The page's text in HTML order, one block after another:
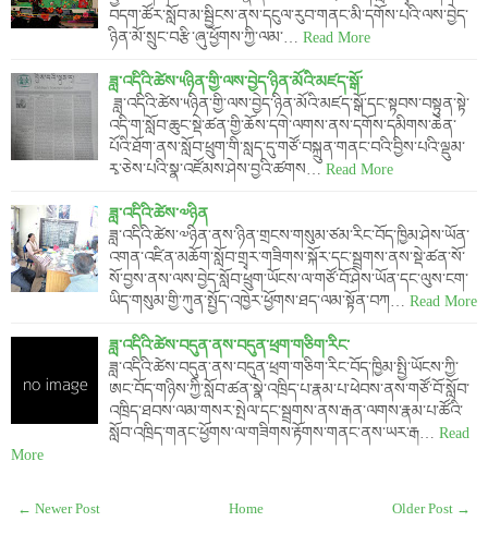
བདག་ཚོར་སློབ་མ་སྦྱིངས་ནས་དངུལ་རུབ་གནང་མི་དགོས་པའི་ལས་བྱེད་
ཉིན་མོ་སྲུང་བརྩི་ཞུ་ཕྱོགས་ཀྱི་ལམ་…
Read More
ཟླ་འདིའི་ཚེས་༥ཉིན་གྱི་ལས་བྱེད་ཉིན་མོའི་མཛད་སྒོ་
ཟླ་འདིའི་ཚེས་༥ཉིན་གྱི་ལས་བྱེད་ཉིན་མོའི་མཛད་སྒོ་དང་སྟབས་བསྟུན་སྟེ་
འདི་ག་སློབ་ཆུང་སྡེ་ཚན་གྱི་ཆོས་དགེ་ལགས་ནས་དགོས་དམིགས་ཆེན་
པོའི་ཐོག་ནས་སློབ་ཕྲུག་གི་སླད་དུ་གཙོ་བསྐྲུན་གནང་བའི་བྱིས་པའི་ལྡུམ་
རྭ་ཅེས་པའི་སྣ་འཛོམས་ཤེས་བྱའི་ཚགས… Read More
ཟླ་འདིའི་ཚེས་༧ཉིན
ཟླ་འདིའི་ཚེས་༧ཉིན་ནས་ཉིན་གྲངས་གསུམ་ཙམ་རིང་བོད་ཁྱིམ་ཤེས་ཡོན་
འགན་འཛིན་མཆོག་སློབ་གྲྭར་གཟིགས་སྐོར་དང་སྦྲགས་ནས་སྡེ་ཚན་སོ་
སོ་བྱས་ནས་ལས་བྱེད་སློབ་ཕྲུག་ཡོངས་ལ་གཙོ་བོ་ཤེས་ཡོན་དང་ལུས་ངག་
ཡིད་གསུམ་གྱི་ཀུན་སྤྱོད་འཁྱེར་ཕྱོགས་ཐད་ལམ་སྟོན་བཀ…
Read More
ཟླ་འདིའི་ཚེས་བདུན་ནས་བདུན་ཕྲག་གཅིག་རིང་
ཟླ་འདིའི་ཚེས་བདུན་ནས་བདུན་ཕྲག་གཅིག་རིང་བོད་ཁྱིམ་སྤྱི་ཡོངས་ཀྱི་
ཨང་བོད་གཉིས་ཀྱི་སློབ་ཚན་སྣེ་འཁྲིད་པ་རྣམ་པ་ཕེབས་ནས་གཙོ་བོ་སློབ་
འཁྲིད་ཐབས་ལམ་གསར་སྤེལ་དང་སྦྲགས་ནས་རྒན་ལགས་རྣམ་པ་ཚོའི་
སློབ་འཁྲིད་གནང་ཕྱོགས་ལ་གཟིགས་རྟོགས་གནང་ནས་ཡར་རྒ…
Read
More
← Newer Post Older Post →
Home